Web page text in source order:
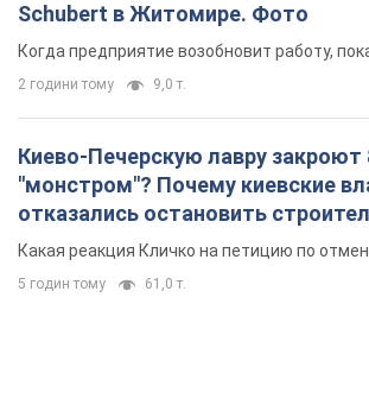
Schubert в Житомире. Фото
Когда предприятие возобновит работу,
2 години тому 9,0 т.
Киево-Печерскую лавру
"монстром"? Почему киевские
отказались остановить
небоскреба "московского
Какая реакция Кличко на петицию по
5 годин тому 61,0 т.